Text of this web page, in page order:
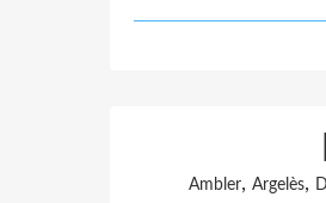
Ambler, Argelès,